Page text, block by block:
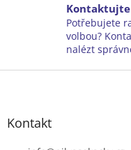
Kontaktujte
Potřebujete
volbou?
nalézt
Z
Kontakt